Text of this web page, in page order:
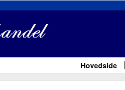
Hovedside